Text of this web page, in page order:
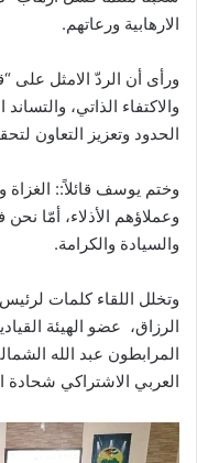
الارهابية ورعاتهم.
ورأى أن الردّ الامثل على
والاكتفاء الذاتي،
الحدود وتعزيز التعاون
وختم يوسف قائلاً:: الغزاة
وعملاؤهم الأذلاء، أمّا
والسيادة والكرامة.
وتخلل اللقاء كلمات
الرزاق، عضو الهيئة
المرابطون عبد الله
العربي الاشتراكي شحادة